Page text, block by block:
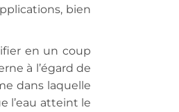
bien
en un coup
à l’égard de
dans laquelle
l’eau atteint le